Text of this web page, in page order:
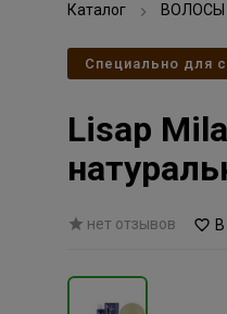
Каталог ВОЛОСЫ
Специально для
Lisap
нет отзывов